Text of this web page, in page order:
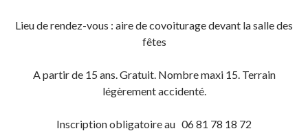
Lieu de rendez-vous : aire de covoiturage devant la salle des
fêtes
A partir de 15 ans. Gratuit. Nombre maxi 15. Terrain
légèrement accidenté.
Inscription obligatoire au 06 81 78 18 72